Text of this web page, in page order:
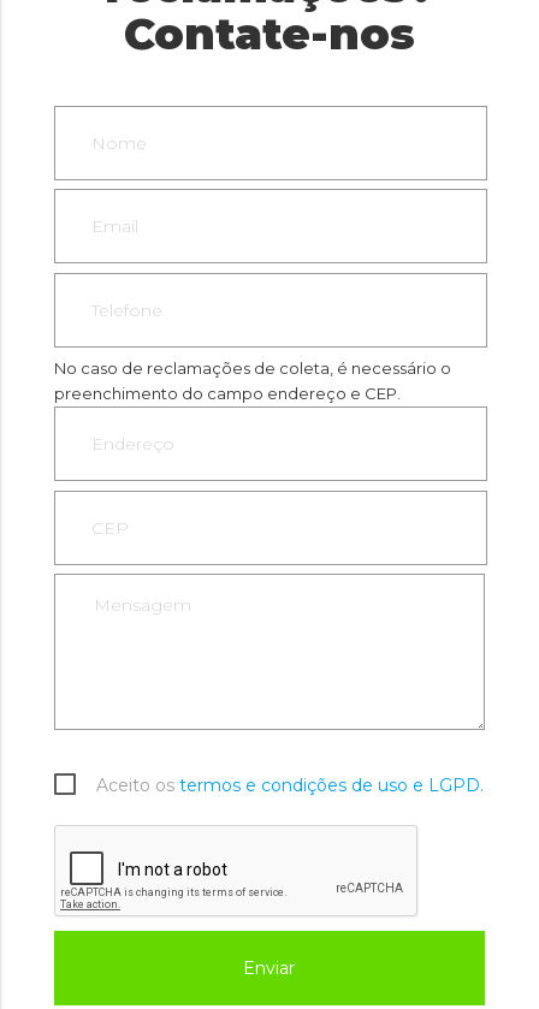
Contate-nos
No caso de reclamações de coleta, é necessário o
preenchimento do campo endereço e CEP.
Aceito os termos e condições de uso e LGPD.
Enviar